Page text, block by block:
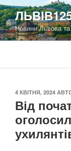
Перейти
до
вмістуНовини Львова
ОПУБЛІКОВАНО
4 КВІТНЯ, 2024
Від